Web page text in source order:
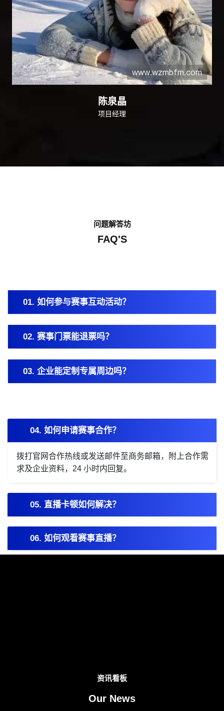
陈泉晶
项目经理
问题解答坊
FAQ'S
01. 如何参与赛事互动活动？
02. 赛事门票能退票吗？
03. 企业能定制专属周边吗？
04. 如何申请赛事合作？
拨打官网合作热线或发送邮件至商务邮箱，附上合作需
求及企业资料，24 小时内回复。
05. 直播卡顿如何解决？
06. 如何观看赛事直播？
资讯看板
Our News